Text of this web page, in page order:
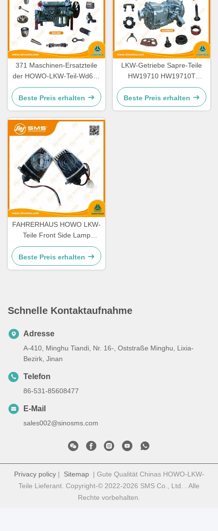
371 Maschinen-Ersatzteile
der HOWO-LKW-Teil-Wd615
336 Maschinen-Ersatzteile
Beste Preis erhalten
LKW-Getriebe Sapre-Teile
HW19710 HW19710T
HW19712 Sinotruk Howo
Beste Preis erhalten
FAHRERHAUS HOWO LKW-
Teile Front Side Lamp
WG9719790005/0008
Beste Preis erhalten
Schnelle Kontaktaufnahme
Adresse
A-410, Minghu Tiandi, Nr. 16-, Oststraße Minghu, Lixia-
Bezirk, Jinan
Telefon
86-531-85608477
E-Mail
sales002@sinosms.com
Privacy policy| Sitemap| Gute Qualität Chinas HOWO-LKW-
Teile Lieferant. Copyright-© 2022-2026 SMS Co., Ltd. . Alle
Rechte vorbehalten.